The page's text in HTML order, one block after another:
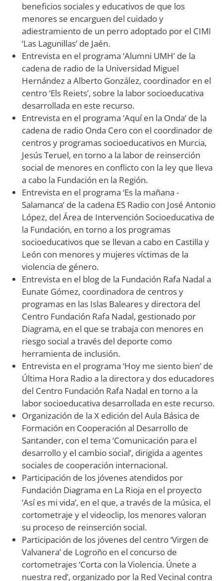
beneficios sociales y educativos de que los
menores se encarguen del cuidado y
adiestramiento de un perro adoptado por el CIMI
‘Las Lagunillas’ de Jaén.
Entrevista en el programa ‘Alumni UMH’ de la
cadena de radio de la Universidad Miguel
Hernández a Alberto González, coordinador en el
centro ‘Els Reiets’, sobre la labor socioeducativa
desarrollada en este recurso.
Entrevista en el programa ‘Aquí en la Onda’ de la
cadena de radio Onda Cero con el coordinador de
centros y programas socioeducativos en Murcia,
Jesús Teruel, en torno a la labor de reinserción
social de menores en conflicto con la ley que lleva
a cabo la Fundación en la Región.
Entrevista en el programa ‘Es la mañana -
Salamanca’ de la cadena ES Radio con José Antonio
López, del Área de Intervención Socioeducativa de
la Fundación, en torno a los programas
socioeducativos que se llevan a cabo en Castilla y
León con menores y mujeres víctimas de la
violencia de género.
Entrevista en el blog de la Fundación Rafa Nadal a
Eunate Gómez, coordinadora de centros y
programas en las Islas Baleares y directora del
Centro Fundación Rafa Nadal, gestionado por
Diagrama, en el que se trabaja con menores en
riesgo social a través del deporte como
herramienta de inclusión.
Entrevista en el programa ‘Hoy me siento bien’ de
Última Hora Radio a la directora y dos educadores
del Centro Fundación Rafa Nadal en torno a la
labor socioeducativa desarrollada en este recurso.
Organización de la X edición del Aula Básica de
Formación en Cooperación al Desarrollo de
Santander, con el tema ‘Comunicación para el
desarrollo y el cambio social’, dirigida a agentes
sociales de cooperación internacional.
Participación de los jóvenes atendidos por
Fundación Diagrama en La Rioja en el proyecto
‘Así es mi vida’, en el que, a través de la música, el
cortometraje y el videoclip, los menores valoran
su proceso de reinserción social.
Participación de los jóvenes del centro ‘Virgen de
Valvanera’ de Logroño en el concurso de
cortometrajes ‘Corta con la Violencia. Únete a
nuestra red’, organizado por la Red Vecinal contra